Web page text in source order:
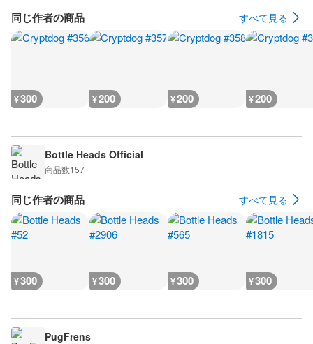
同じ作者の商品 すべて見る
¥300 ¥200 ¥200 ¥200
Bottle Heads Official
商品数157
同じ作者の商品 すべて見る
¥300 ¥300 ¥300 ¥300
PugFrens